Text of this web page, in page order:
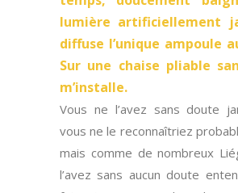
lumière artificiellement
diffuse l’unique ampoule
Sur une chaise pliable
m’installe.
Vous ne l’avez sans doute
vous ne le reconnaîtriez
mais comme de nombreux
l’avez sans aucun doute